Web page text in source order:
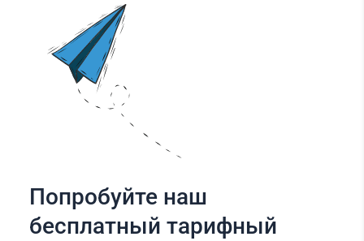
Попробуйте наш
бесплатный тарифный